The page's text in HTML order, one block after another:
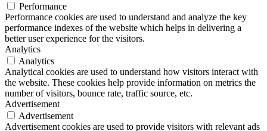
Performance
Performance cookies are used to understand and analyze the key
performance indexes of the website which helps in delivering a
better user experience for the visitors.
Analytics
Analytics
Analytical cookies are used to understand how visitors interact with
the website. These cookies help provide information on metrics the
number of visitors, bounce rate, traffic source, etc.
Advertisement
Advertisement
Advertisement cookies are used to provide visitors with relevant ads